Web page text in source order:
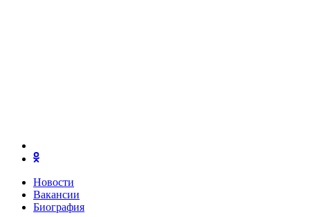
Новости
Вакансии
Биография